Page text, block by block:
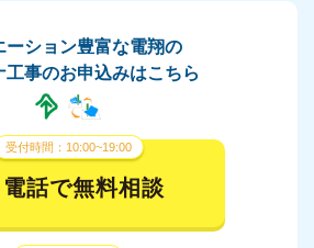
ーション豊富な電翔の
工事のお申込みはこちら
受付時間：10:00~19:00
電話で無料相談